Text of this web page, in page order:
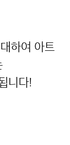
하여 아트